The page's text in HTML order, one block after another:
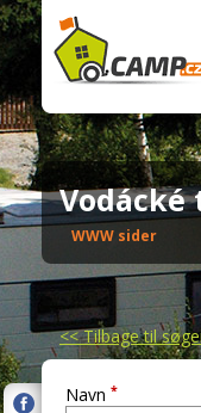
WWW sider
<<Tilbage til
Navn *